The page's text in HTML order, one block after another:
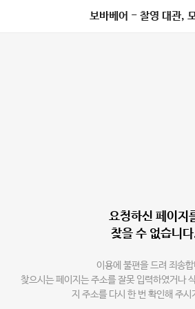
보바베어 - 찰영 대관,
요청하신 페이지
찾을 수 없습니
이용에 불편을 드려 죄송
찾으시는 페이지는 주소를 잘못 입력하였거나
지 주소를 다시 한 번 확인해 주시